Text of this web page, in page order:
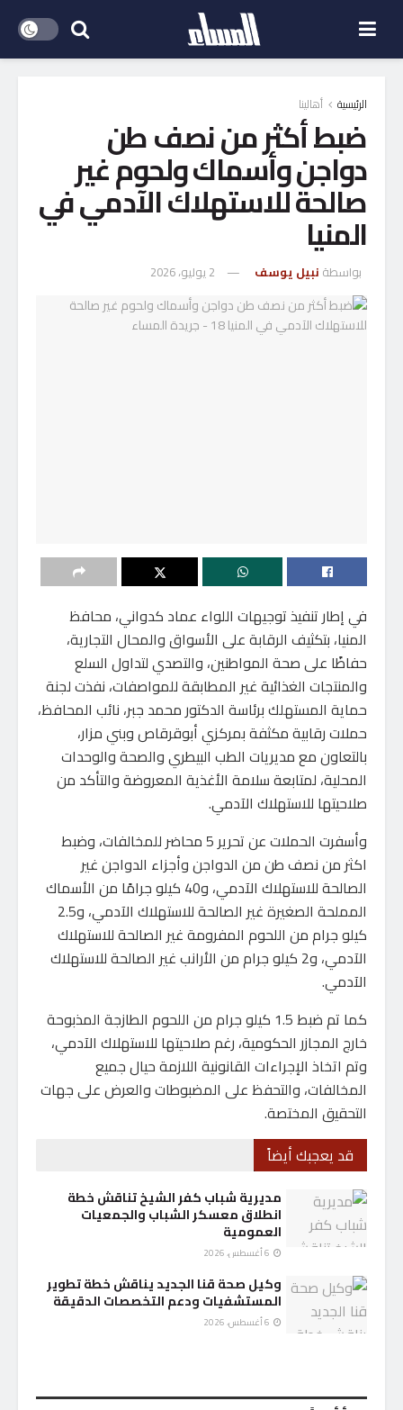
الرئيسية أهالينا
ضبط أكثر من نصف طن
دواجن وأسماك ولحوم غير
صالحة للاستهلاك الآدمي في
المنيا
بواسطة نبيل يوسف 2 يوليو، 2026
في إطار تنفيذ توجيهات اللواء عماد كدواني، محافظ
المنيا، بتكثيف الرقابة على الأسواق والمحال التجارية،
حفاظًا على صحة المواطنين، والتصدي لتداول السلع
والمنتجات الغذائية غير المطابقة للمواصفات، نفذت لجنة
حماية المستهلك برئاسة الدكتور محمد جبر، نائب المحافظ،
حملات رقابية مكثفة بمركزي أبوقرقاص وبني مزار،
بالتعاون مع مديريات الطب البيطري والصحة والوحدات
المحلية، لمتابعة سلامة الأغذية المعروضة والتأكد من
صلاحيتها للاستهلاك الآدمي.
وأسفرت الحملات عن تحرير 5 محاضر للمخالفات، وضبط
اكثر من نصف طن من الدواجن وأجزاء الدواجن غير
الصالحة للاستهلاك الآدمي، و40 كيلو جرامًا من الأسماك
المملحة الصغيرة غير الصالحة للاستهلاك الآدمي، و2.5
كيلو جرام من اللحوم المفرومة غير الصالحة للاستهلاك
الآدمي، و2 كيلو جرام من الأرانب غير الصالحة للاستهلاك
الآدمي.
كما تم ضبط 1.5 كيلو جرام من اللحوم الطازجة المذبوحة
خارج المجازر الحكومية، رغم صلاحيتها للاستهلاك الآدمي،
وتم اتخاذ الإجراءات القانونية اللازمة حيال جميع
المخالفات، والتحفظ على المضبوطات والعرض على جهات
التحقيق المختصة.
قد يعجبك أيضاً
مديرية شباب كفر الشيخ تناقش خطة
انطلاق معسكر الشباب والجمعيات
العمومية
وكيل صحة قنا الجديد يناقش خطة تطوير
المستشفيات ودعم التخصصات الدقيقة